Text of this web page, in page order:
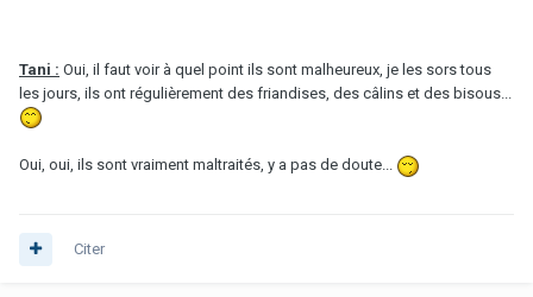
Tani : Oui, il faut voir à quel point ils sont malheureux, je les sors tous
les jours, ils ont régulièrement des friandises, des câlins et des bisous...
Oui, oui, ils sont vraiment maltraités, y a pas de doute...
Citer